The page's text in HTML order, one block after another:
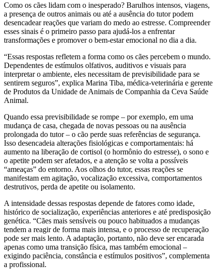
Como os cães lidam com o inesperado? Barulhos intensos, viagens,
a presença de outros animais ou até a ausência do tutor podem
desencadear reações que variam do medo ao estresse. Compreender
esses sinais é o primeiro passo para ajudá-los a enfrentar
transformações e promover o bem-estar emocional no dia a dia.
“Essas respostas refletem a forma como os cães percebem o mundo.
Dependentes de estímulos olfativos, auditivos e visuais para
interpretar o ambiente, eles necessitam de previsibilidade para se
sentirem seguros”, explica Marina Tiba, médica-veterinária e gerente
de Produtos da Unidade de Animais de Companhia da Ceva Saúde
Animal.
Quando essa previsibilidade se rompe – por exemplo, em uma
mudança de casa, chegada de novas pessoas ou na ausência
prolongada do tutor – o cão perde suas referências de segurança.
Isso desencadeia alterações fisiológicas e comportamentais: há
aumento na liberação de cortisol (o hormônio do estresse), o sono e
o apetite podem ser afetados, e a atenção se volta a possíveis
“ameaças” do entorno. Aos olhos do tutor, essas reações se
manifestam em agitação, vocalização excessiva, comportamentos
destrutivos, perda de apetite ou isolamento.
A intensidade dessas respostas depende de fatores como idade,
histórico de socialização, experiências anteriores e até predisposição
genética. “Cães mais sensíveis ou pouco habituados a mudanças
tendem a reagir de forma mais intensa, e o processo de recuperação
pode ser mais lento. A adaptação, portanto, não deve ser encarada
apenas como uma transição física, mas também emocional –
exigindo paciência, constância e estímulos positivos”, complementa
a profissional.